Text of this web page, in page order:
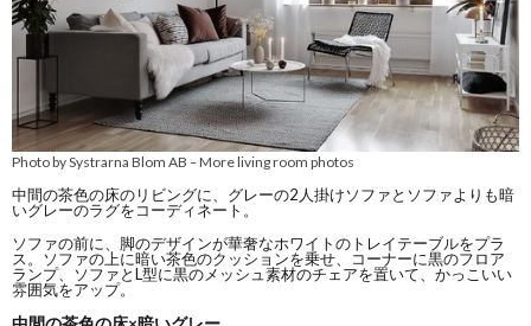
Photo by Systrarna Blom AB –More living room photos
中間の茶色の床のリビングに、グレーの2人掛けソファとソファよりも暗
いグレーのラグをコーディネート。
ソファの前に、脚のデザインが華奢なホワイトのトレイテーブルをプラ
ス。ソファの上に暗い茶色のクッションを乗せ、コーナーに黒のフロア
ランプ、ソファとL型に黒のメッシュ素材のチェアを置いて、かっこいい
雰囲気をアップ。